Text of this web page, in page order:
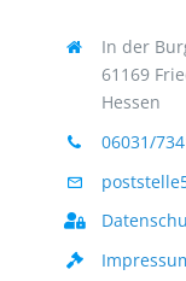
In der
61169
Hessen
06031/